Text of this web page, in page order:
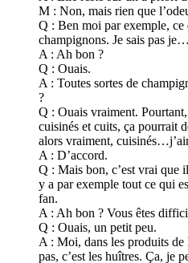
M : Non, mais rien que
Q : Ben moi par exemple, ce
champignons. Je sais pas je…
A : Ah bon ?
Q : Ouais.
A : Toutes sortes de
?
Q : Ouais vraiment.
cuisinés et cuits, ça pourrait
alors vraiment,
A : D’accord.
Q : Mais bon, c’est vrai que
y a par exemple tout ce qui
fan.
A : Ah bon ? Vous êtes
Q : Ouais, un petit peu.
A : Moi, dans les produits
pas, c’est les huîtres. Ça, je